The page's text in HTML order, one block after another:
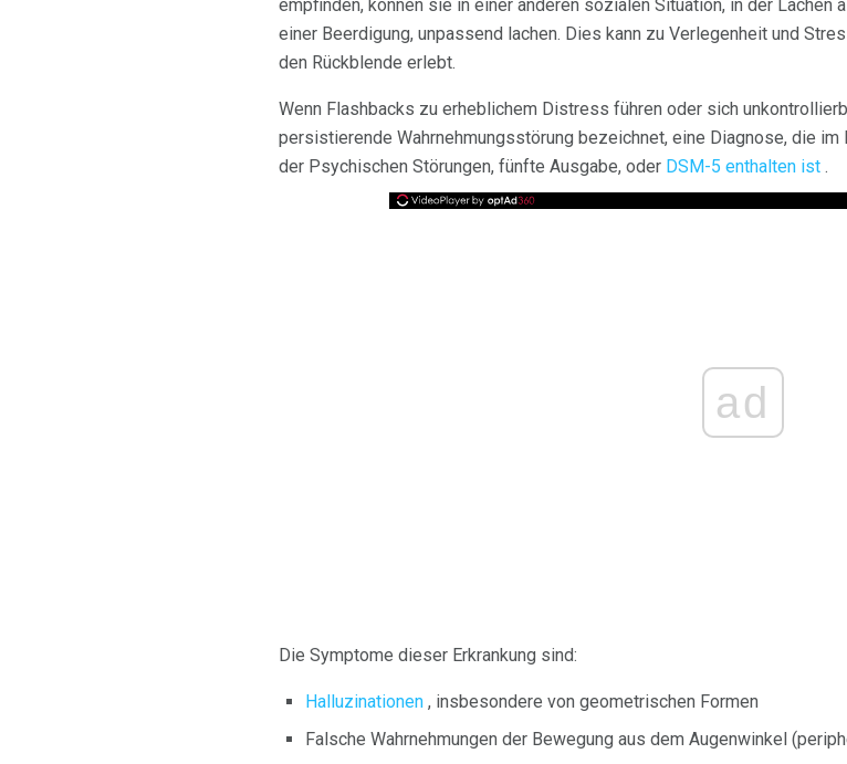
empfinden, können sie in einer anderen sozialen Situation, in der
einer Beerdigung, unpassend lachen. Dies kann zu Verlegenheit und
den Rückblende erlebt.
Wenn Flashbacks zu erheblichem Distress führen oder sich
persistierende Wahrnehmungsstörung bezeichnet, eine Diagnose, die
der Psychischen Störungen, fünfte Ausgabe, oder DSM-5 enthalten ist .
ad
Die Symptome dieser Erkrankung sind:
Halluzinationen , insbesondere von geometrischen Formen
Falsche Wahrnehmungen der Bewegung aus dem Augenwinkel